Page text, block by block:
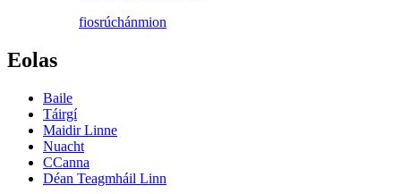
fiosrúchánmion
Eolas
Baile
Táirgí
Maidir Linne
Nuacht
CCanna
Déan Teagmháil Linn